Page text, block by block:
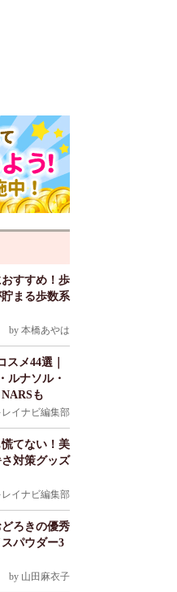
すすめ！歩
まる歩数系
by 本橋あやは
スメ44選｜
ルナソル・
も
レイナビ編集部
てない！美
対策グッズ
レイナビ編集部
ろきの優秀
パウダー3
by 山田麻衣子